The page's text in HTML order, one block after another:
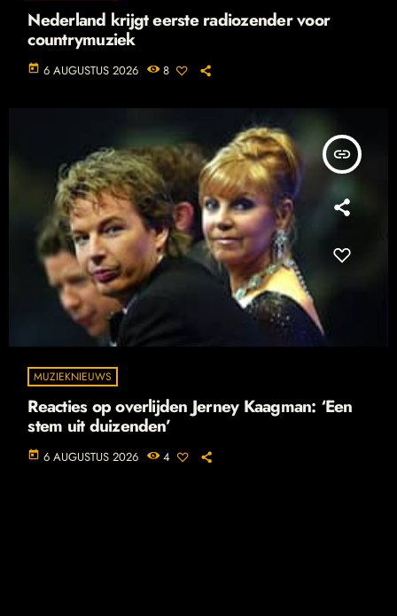
Nederland krijgt eerste radiozender voor
countrymuziek
today 6 AUGUSTUS 2026 8
insert_link
MUZIEKNIEUWS
Reacties op overlijden Jerney Kaagman: ‘Een
stem uit duizenden’
today 6 AUGUSTUS 2026 4